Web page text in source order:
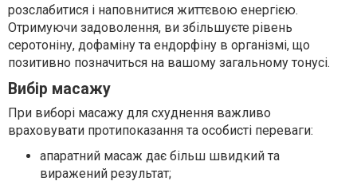
розслабитися і наповнитися життєвою енергією.
Отримуючи задоволення, ви збільшуєте рівень
серотоніну, дофаміну та ендорфіну в організмі, що
позитивно позначиться на вашому загальному тонусі.
Вибір масажу
При виборі масажу для схуднення важливо
враховувати протипоказання та особисті переваги:
апаратний масаж дає більш швидкий та
виражений результат;